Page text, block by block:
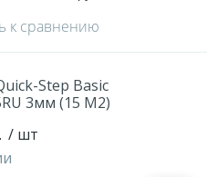
к сравнению
Step Basic
3мм (15 M2)
/ шт